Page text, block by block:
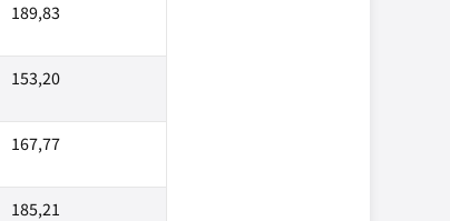
189,83
153,20
167,77
185,21